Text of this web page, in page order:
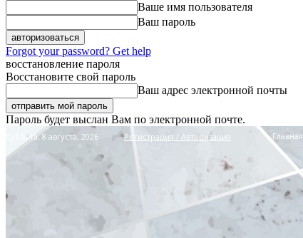
Ваше имя пользователя
Ваш пароль
Forgot your password? Get help
восстановление пароля
Восстановите свой пароль
Ваш адрес электронной почты
Пароль будет выслан Вам по электронной почте.
Суббота, 8 августа, 2026 Регистрация / Авторизация Главная